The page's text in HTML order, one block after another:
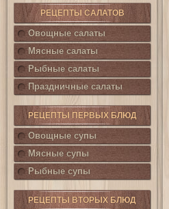
РЕЦЕПТЫ САЛАТОВ
Овощные салаты
Мясные салаты
Рыбные салаты
Праздничные салаты
РЕЦЕПТЫ ПЕРВЫХ БЛЮД
Овощные супы
Мясные супы
Рыбные супы
РЕЦЕПТЫ ВТОРЫХ БЛЮД